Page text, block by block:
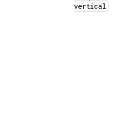
vertical